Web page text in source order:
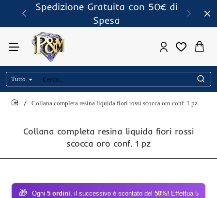
Spedizione Gratuita con 50€ di
Spesa
Tutto
Cerca..
Collana completa resina liquida fiori rossi
scocca oro conf. 1 pz
Collana completa resina liquida fiori rossi scocca oro conf. 1 pz
🎁 Ogni 5 ordini, il successivo è scontato del 50%! Effettua 5